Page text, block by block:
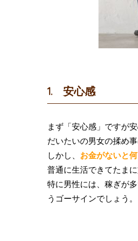
1. 安心感
まず「安心感」ですが
だいたいの男女の揉め
しかし、 お金がないと
普通に生活できてたま
特に男性には、稼ぎが
うゴーサインでしょう。